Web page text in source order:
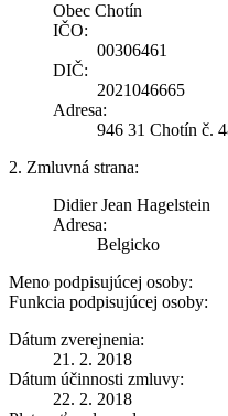
Obec Chotín
IČO:
00306461
DIČ:
2021046665
Adresa:
946 31 Chotín č.
2. Zmluvná strana:
Didier Jean Hagelstein
Adresa:
Belgicko
Meno podpisujúcej osoby:
Funkcia podpisujúcej osoby:
Dátum zverejnenia:
21. 2. 2018
Dátum účinnosti zmluvy:
22. 2. 2018